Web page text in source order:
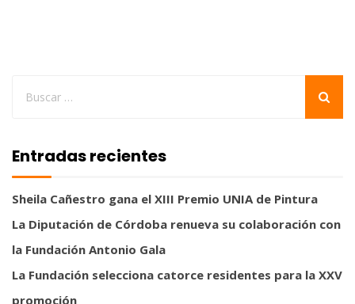
Entradas recientes
Sheila Cañestro gana el XIII Premio UNIA de Pintura
La Diputación de Córdoba renueva su colaboración con
la Fundación Antonio Gala
La Fundación selecciona catorce residentes para la XXV
promoción